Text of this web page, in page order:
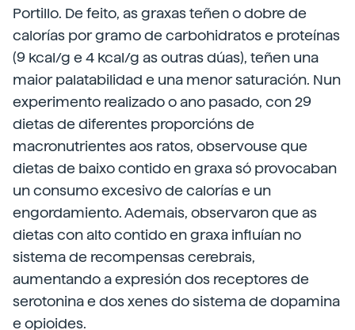
Portillo. De feito, as graxas teñen o dobre de
calorías por gramo de carbohidratos e proteínas
(9 kcal/g e 4 kcal/g as outras dúas), teñen una
maior palatabilidad e una menor saturación. Nun
experimento realizado o ano pasado, con 29
dietas de diferentes proporcións de
macronutrientes aos ratos, observouse que
dietas de baixo contido en graxa só provocaban
un consumo excesivo de calorías e un
engordamiento. Ademais, observaron que as
dietas con alto contido en graxa influían no
sistema de recompensas cerebrais,
aumentando a expresión dos receptores de
serotonina e dos xenes do sistema de dopamina
e opioides.